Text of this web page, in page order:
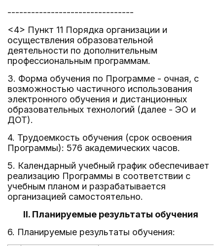
--------------------------------
<4> Пункт 11 Порядка организации и
осуществления образовательной
деятельности по дополнительным
профессиональным программам.
3. Форма обучения по Программе - очная, с
возможностью частичного использования
электронного обучения и дистанционных
образовательных технологий (далее - ЭО и
ДОТ).
4. Трудоемкость обучения (срок освоения
Программы): 576 академических часов.
5. Календарный учебный график обеспечивает
реализацию Программы в соответствии с
учебным планом и разрабатывается
организацией самостоятельно.
II. Планируемые результаты обучения
6. Планируемые результаты обучения: